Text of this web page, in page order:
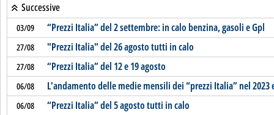
Successive
03/09 “Prezzi Italia” del 2 settembre: in calo benzina, gasoli e Gpl
27/08 "Prezzi Italia" del 26 agosto tutti in calo
27/08 “Prezzi Italia” del 12 e 19 agosto
06/08 L'andamento delle medie mensili dei “prezzi Italia” nel 2023
06/08 “Prezzi Italia” del 5 agosto tutti in calo